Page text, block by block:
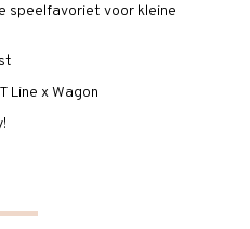
speelfavoriet voor kleine
Line x Wagon